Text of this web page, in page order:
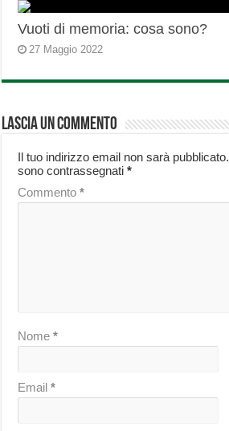
Vuoti di memoria: cosa sono?
27 Maggio 2022
Lascia un commento
Il tuo indirizzo email non sarà pubblicato.
sono contrassegnati*
Commento*
Nome*
Email*